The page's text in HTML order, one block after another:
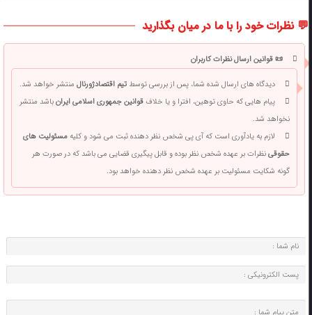
💬 نظرات خود را با ما در میان بگذارید
📜 قوانین ارسال نظرات کاربران
دیدگاه های ارسال شده شما، پس از بررسی توسطتیم اقتصادژورنالمنتشر خواهد شد.
پیام هایی که حاوی توهین، افترا و یا خلافقوانین جمهوری اسلامی ایرانباشد منتشر
نخواهد شد.
لازم به یادآوری است که آی پی شخص نظر دهنده ثبت می شود و کلیهمسئولیت های
حقوقینظرات بر عهده شخص نظر بوده و قابل پیگیری قضایی می باشد که در صورت هر
گونه شکایت مسئولیت بر عهده شخص نظر دهنده خواهد بود.